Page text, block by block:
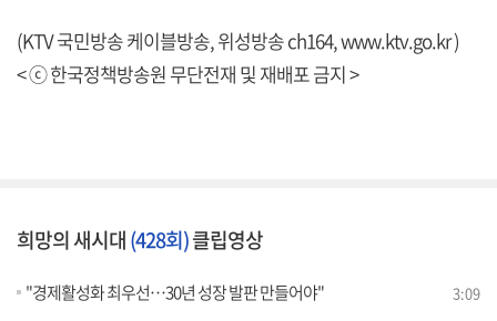
(KTV 국민방송 케이블방송, 위성방송 ch164, www.ktv.go.kr )
< ⓒ 한국정책방송원 무단전재 및 재배포 금지 >
희망의 새시대(428회)클립영상
"경제활성화 최우선…30년 성장 발판 만들어야" 3:09